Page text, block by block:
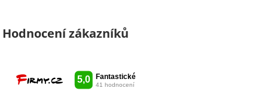
Hodnocení zákazníků